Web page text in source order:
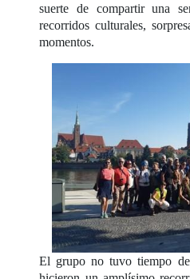
suerte de compartir una
recorridos culturales,
momentos.
El grupo no tuvo tiempo